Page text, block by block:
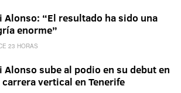
Alonso: “El resultado ha sido una
enorme”
23 HORAS
Alonso sube al podio en su debut en
carrera vertical en Tenerife